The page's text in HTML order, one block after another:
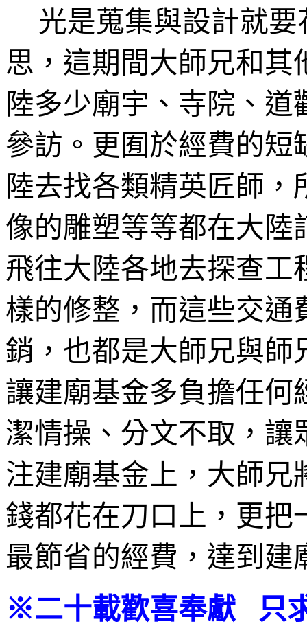
光是蒐集與設計就
思，這期間大師兄和
陸多少廟宇、寺院、
參訪。更囿於經費的短
陸去找各類精英匠師
像的雕塑等等都在大陸
飛往大陸各地去探查工
樣的修整，而這些交通
銷，也都是大師兄與師
讓建廟基金多負擔任何
潔情操、分文不取，讓
注建廟基金上，大師兄
錢都花在刀口上，更把
最節省的經費，達到
※二十載歡喜奉獻 只